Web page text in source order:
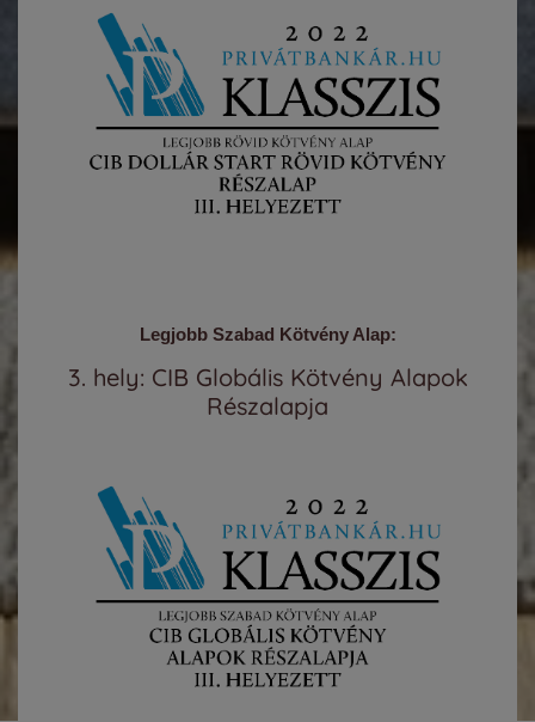
Legjobb Szabad Kötvény Alap:
3. hely: CIB Globális Kötvény Alapok
Részalapja